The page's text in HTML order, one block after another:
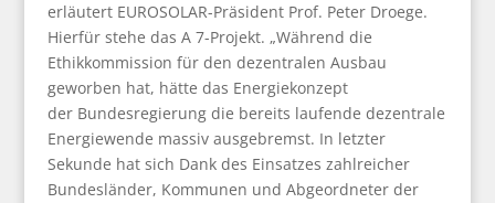
erläutert EUROSOLAR-Präsident Prof. Peter Droege.
Hierfür stehe das A 7-Projekt. „Während die
Ethikkommission für den dezentralen Ausbau
geworben hat, hätte das Energiekonzept
der Bundesregierung die bereits laufende dezentrale
Energiewende massiv ausgebremst. In letzter
Sekunde hat sich Dank des Einsatzes zahlreicher
Bundesländer, Kommunen und Abgeordneter der